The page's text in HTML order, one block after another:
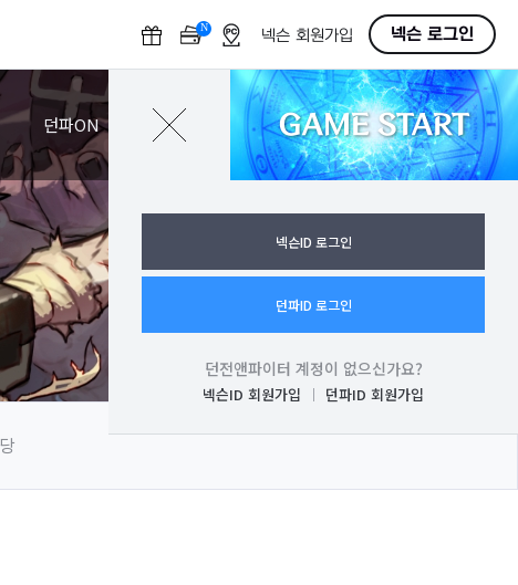
N
F
넥슨 회원가입 넥슨 로그인
던파ON GAME START
로그인
넥슨ID 로그인
던파ID 로그인
던전앤파이터 계정이 없으신가요?
넥슨ID 회원가입 던파ID 회원가입